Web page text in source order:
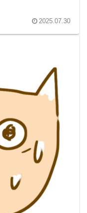
2025.07.30